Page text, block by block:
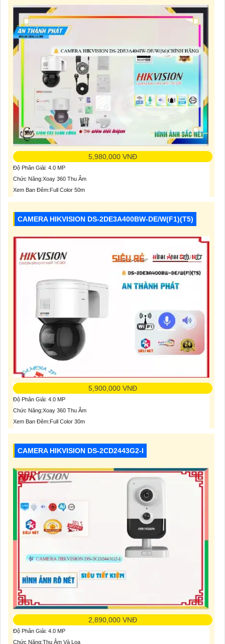
5,980,000 VNĐ
Độ Phân Giải: 4.0 MP
Chức Năng:Xoay 360 Thu Âm
Xem Ban Đêm:Full Color 50m
CAMERA HIKVISION DS-2DE3A400BW-DE/W(F1)(T5)
5,900,000 VNĐ
Độ Phân Giải: 4.0 MP
Chức Năng:Xoay 360 Thu Âm
Xem Ban Đêm:Full Color 30m
CAMERA HIKVISION DS-2CD2443G2-I
2,890,000 VNĐ
Độ Phân Giải: 4.0 MP
Chức Năng:Thu Âm Và Loa